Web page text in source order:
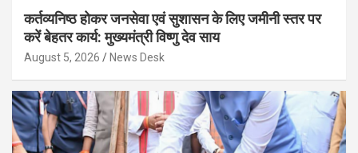
कर्तव्यनिष्ठ होकर जनसेवा एवं सुशासन के लिए जमीनी स्तर पर
करें बेहतर कार्य: मुख्यमंत्री विष्णु देव साय
August 5, 2026 News Desk